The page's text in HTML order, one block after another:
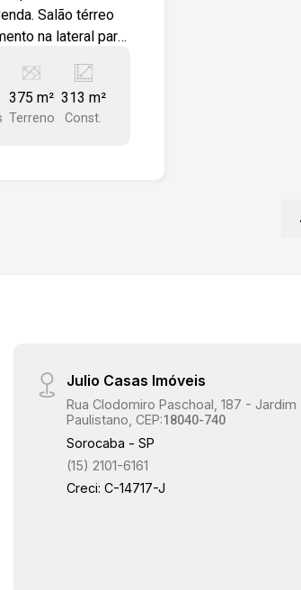
Salão térreo
na lateral para
amplo e arejado
de serviço com
Andar superior
375 m²
Terreno
313 m²
Const.
Julio Casas Imóveis
Rua Clodomiro Paschoal, 187 - Jardim
Paulistano, CEP:18040-740
Sorocaba - SP
(15) 2101-6161
Creci: C-14717-J